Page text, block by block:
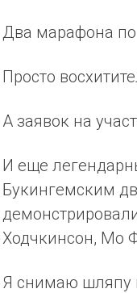
Два марафона
Просто
А заявок на
И еще
Букингемским
Ходчкинсон, Мо
Я снимаю шляпу